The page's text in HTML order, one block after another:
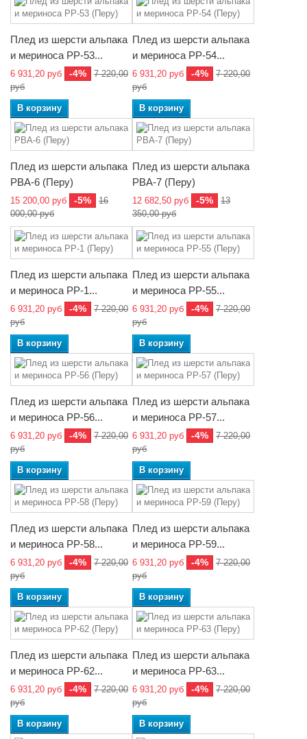
Плед из шерсти альпака
и мериноса РР-53...
6 931,20 руб -4%
7 220,00
руб
В корзину
Плед из шерсти альпака
и мериноса РР-54...
6 931,20 руб -4%
7 220,00
руб
В корзину
Плед из шерсти альпака
PBA-6 (Перу)
15 200,00 руб -5%
16
000,00 руб
Плед из шерсти альпака
PBA-7 (Перу)
12 682,50 руб -5%
13
350,00 руб
Плед из шерсти альпака
и мериноса РР-1...
6 931,20 руб -4%
7 220,00
руб
В корзину
Плед из шерсти альпака
и мериноса РР-55...
6 931,20 руб -4%
7 220,00
руб
В корзину
Плед из шерсти альпака
и мериноса РР-56...
6 931,20 руб -4%
7 220,00
руб
В корзину
Плед из шерсти альпака
и мериноса РР-57...
6 931,20 руб -4%
7 220,00
руб
В корзину
Плед из шерсти альпака
и мериноса РР-58...
6 931,20 руб -4%
7 220,00
руб
В корзину
Плед из шерсти альпака
и мериноса РР-59...
6 931,20 руб -4%
7 220,00
руб
В корзину
Плед из шерсти альпака
и мериноса РР-62...
6 931,20 руб -4%
7 220,00
руб
В корзину
Плед из шерсти альпака
и мериноса РР-63...
6 931,20 руб -4%
7 220,00
руб
В корзину